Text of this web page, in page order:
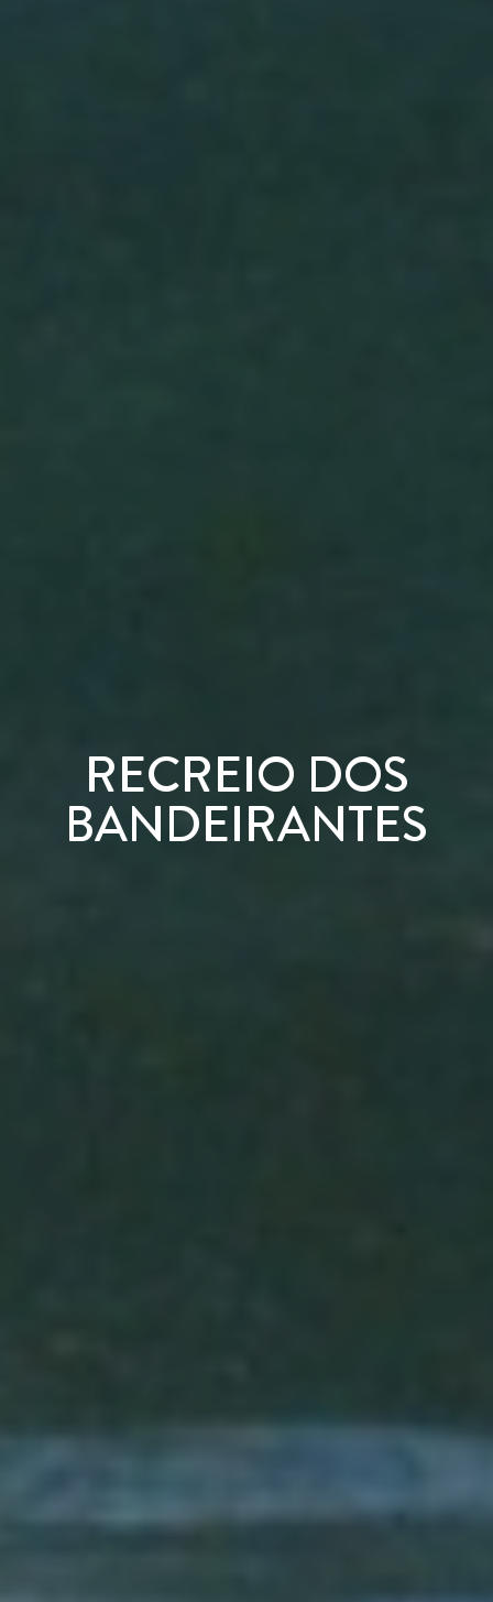
RECREIO DOS
BANDEIRANTES